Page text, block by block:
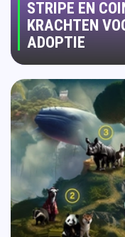
STRIPE EN
KRACHTEN
ADOPTIE